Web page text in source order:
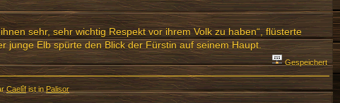
sehr, sehr wichtig Respekt vor ihrem Volk zu haben“, flüsterte
junge Elb spürte den Blick der Fürstin auf seinem Haupt.
Gespeichert
Caelîfist inPalisor